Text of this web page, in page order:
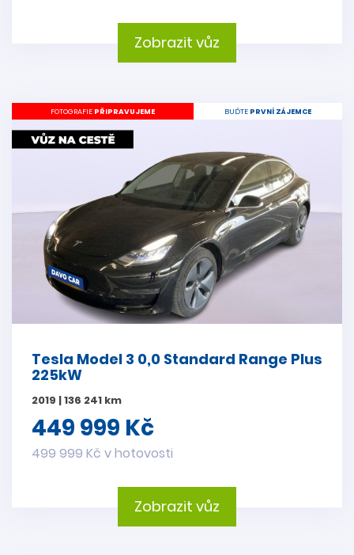
Zobrazit vůz
FOTOGRAFIE PŘIPRAVUJEME BUĎTE PRVNÍ ZÁJEMCE
Tesla Model 3 0,0 Standard Range Plus
225kW
2019 | 136 241 km
449 999 Kč
499 999 Kč v hotovosti
Zobrazit vůz